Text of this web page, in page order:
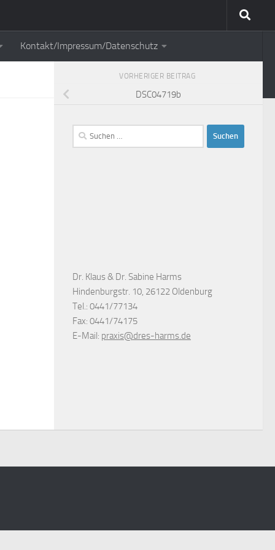
Kontakt/Impressum/Datenschutz
VORHERIGER BEITRAG
DSC04719b
Suchen
nach:
Dr. Klaus & Dr. Sabine Harms
Hindenburgstr. 10, 26122 Oldenburg
Tel.: 0441/77134
Fax: 0441/74175
E-Mail: praxis@dres-harms.de